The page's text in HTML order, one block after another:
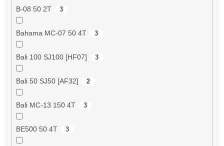
B-08 50 2T 3
Bahama MC-07 50 4T 3
Bali 100 SJ100 [HF07] 3
Bali 50 SJ50 [AF32] 2
Bali MC-13 150 4T 3
BE500 50 4T 3